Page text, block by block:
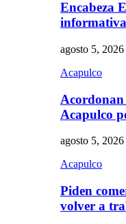
Encabeza
agosto 5, 2026
Acapulco
Acapulco
agosto 5, 2026
Acapulco
Piden
volver a